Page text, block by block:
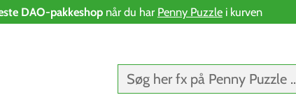
DAO-pakkeshopnår du har Penny Puzzlei kurven
Søg her fx på Penny Puzzle